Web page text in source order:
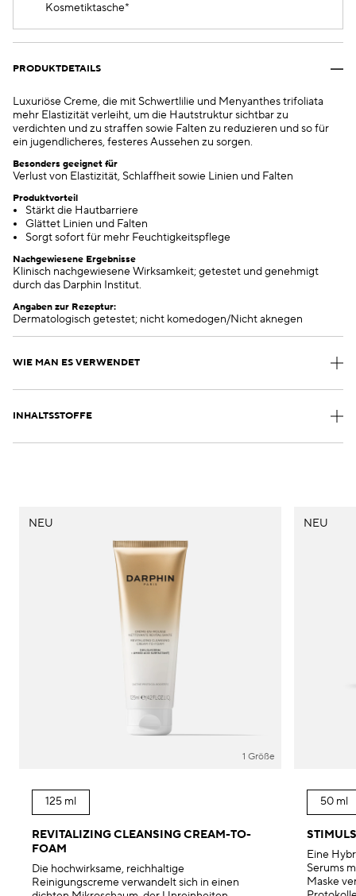
Kosmetiktasche*
PRODUKTDETAILS
Luxuriöse Creme, die mit Schwertlilie und Menyanthes trifoliata
mehr Elastizität verleiht, um die Hautstruktur sichtbar zu
verdichten und zu straffen sowie Falten zu reduzieren und so für
ein jugendlicheres, festeres Aussehen zu sorgen.
Besonders geeignet für
Verlust von Elastizität, Schlaffheit sowie Linien und Falten
Produktvorteil
Stärkt die Hautbarriere
Glättet Linien und Falten
Sorgt sofort für mehr Feuchtigkeitspflege
Nachgewiesene Ergebnisse
Klinisch nachgewiesene Wirksamkeit; getestet und genehmigt
durch das Darphin Institut.
Angaben zur Rezeptur:
Dermatologisch getestet; nicht komedogen/Nicht aknegen
WIE MAN ES VERWENDET
INHALTSSTOFFE
NEU
1 Größe
125 ml
REVITALIZING CLEANSING CREAM-TO-
FOAM
Die hochwirksame, reichhaltige
Reinigungscreme verwandelt sich in einen
NEU
50 ml
Eine
Serums
Maske